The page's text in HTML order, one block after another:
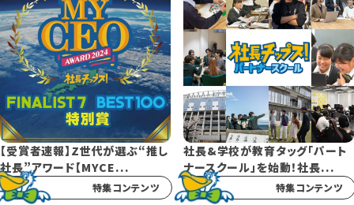
【受賞者速報】Z世代が選ぶ“推し
社長”アワード【MYCE...
特集コンテンツ
社長&学校が教育タッグ「パート
ナースクール」を始動！社長...
特集コンテンツ